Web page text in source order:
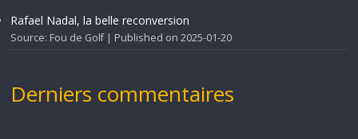
Rafael Nadal, la belle reconversion
Source: Fou de Golf Published on 2025-01-20
Derniers commentaires